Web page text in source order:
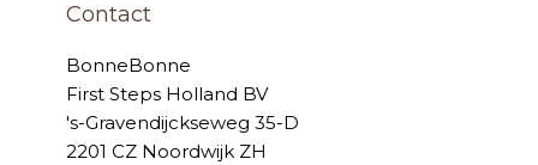
Contact
BonneBonne
First Steps Holland BV
's-Gravendijckseweg 35-D
2201 CZ Noordwijk ZH